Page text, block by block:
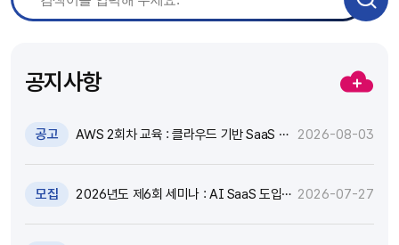
공지사항
공고
AWS 2회차 교육 : 클라우드 기반 SaaS 현
2026-08-03
모집
2026년도 제6회 세미나 : AI SaaS 도입,
2026-07-27